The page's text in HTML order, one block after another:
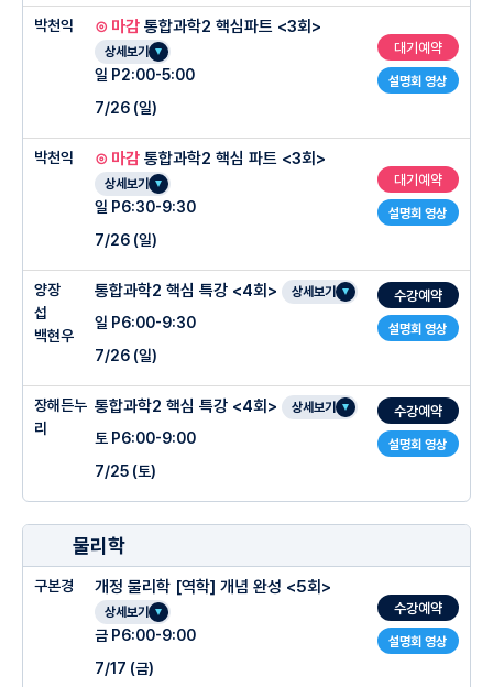
5주차 : 삼격형의 성질
[이등변삼각형/직각삼각형의 합동 조건, 삼각형의 외심과 내심의 성질 및 위치 관계 정
[평행사변형 성질 및 조건, 여러 가지 사각형의 관계, 도형의 닮음 조건과 무게중심의
7주차 : 피타고라스 및 원의 성질
[피타고라스 정리의 논리적 입증 및 평면 활용, 원과 직선의 관계, 원주각의 성질 완전
정립]
8주차 : 01. 도형의 방정식 - 평면좌표
[두 점 사이의 거리 공식 피타고라스 연계 유도, 선분의 내분점 위치 해석]
[중등 일차함수 기반 직선의 방정식 필연적 유도, 두 직선의 위치 관계와 점과 직선 사
이의 거리]
11주차 : 01. 도형의 방정식 - 원의 방정식 (2) 및 도형의 이동
[원의 접선의 방정식 최적화 풀이, 점과 도형의 평행이동·대칭이동 총정리 및 종강]
8회차 : 03 함수와 그래프 - 함수(2)
03 함수와 그래프 - 유리함수
유리함수
무리함수
15주차 : 도형의 방정식 /
8주차 :삼각함수의 그래프(2)
삼각함수의 방정식
삼각함수의 부등식
삼각함수의 활용
12주차 :등차수열
등비수열
여러 가지 수열(1)
여러 가지 수열(2)
16주차 :수학적 귀납법
고려대학교 수학교육과
강남대성 MATH KOREA 최종 결선
현) 두각, 강남대성 윈터스쿨
-고난도 핵심 단원 집중 완성 :내신 변별력이 가장 큰 단원만 선별 학습
-난이도별 추가 연습문제 제공 : 주간지·과제 외에도 실제 학교 내신 기출 기반의 고난
도 추가 문제 자료 제공
-개정교과 최신 데이터 반영 : 2025~2026 강남·서초·목동 주요 학교 기출, 교과서·
학습지·부교재 데이터를 직접 분석해 수업에 반영
○ 관리프로그램
-주간 테스트 : 암기 빈칸 테스트 + 고난도 내신 기출 구성
-오답관리 클리닉 : 주간테스트 미통과 시 오답 분석 후 귀가 관리 진행
-개인별 오답노트 제공 : 과제 및 테스트 오답을 학생별 맞춤 자료로 매주 제공
-누적 수업 리포트 제공 : 성적 추이와 학습 변화까지 한눈에 확인
-질의응답 및 대면 클리닉 운영 : ‘김정연과학연구소’ 온라인 질답 상시 가능
-대면 클리닉 운영 : (금) 1-2시 / 5-6시
1회차 : 지구 환경 변화와 인간 생활
2회차 : 산화환원
3회차 : 중화반응
4회차 : 전자기유도
○ 수업특징
-단순 설명이 아닌 스토리텔링으로 누구나 쉬운 이해 & 고난도 문제 풀이 스킬 체화
○ 관리 시스템
-개별 오답노트 제공 : 테스트 오답 문제 + 오답 연습 문제까지
수록된 나만의 약점 노트
-1:1 피드백 : 강사 및 최고의 명문대 조교들 클리닉
-올데이 QnA : 수업 시간 외 질문은 카톡이나 문자로 언제든 가능
-2주차 : 산과 염기 및 중화반응
-3주차 : 전자기 유도
-4주차 : 에너지효율 및 실전모의고사
박천익
설명회 영상
⊙ 마감 통합과학2 핵심파트 <3회>
상세보기
일 P2:00-5:00
7/26 (일)
대기예약
○ 수업특징
-교재 : 모든출판사 교과서 분석 내용 완벽반영,교과 외 추가 내용 완벽 반영, 함께 완성
하여 몰입하는교재
-교재문항 : 교육 과정에 충실한 2008-2026 모의고사 및 수능 문항 탑재, 빈출
-자료 : 현장수강생 ONLY
기본문항 : 빈출 객관식 + 주관식 + 서술형
응용문항 : 킬러 문항 빈출 유형
학교별 특화 문항 : 물리학2 + 수특 + 수완 + 히스토릭 문제
-문제풀이 최적화 수업 : 유형별 문제풀이 비법에 철저하게 집중된 문제를 풀어서 답을
-1500% 기출 자료 : 2006-2024 까지 빠짐없이 누적된 모의고사 기출 문항을 제
공
○관리 시스템
-학교 특성이 반영된 최적화된 모의고사 매주 제공 및 피드백
-매주 개인별 누적 오답노트 제공
-출석 / 시험점수 / 과제물 수행결과 문자 개별 공유
박천익
설명회 영상
⊙ 마감 통합과학2 핵심 파트 <3회>
상세보기
일 P6:30-9:30
7/26 (일)
대기예약
○ 수업특징
-교재 : 모든출판사 교과서 분석 내용 완벽반영,교과 외 추가 내용 완벽 반영, 함께 완성
하여 몰입하는교재
SAMPLE 문항을 통한 실전 최적화, 시렂ㄴ에 가장 최적화된 해설
-자료 : 현장수강생 ONLY
기본문항 : 빈출 객관식 + 주관식 + 서술형
학교별 특화 문항 : 물리학2 + 수특 + 수완 + 히스토릭 문제
대는 데 목표가 확실한 수업
-1500% 기출 자료 : 2006-2024 까지 빠짐없이 누적된 모의고사 기출 문항을 제
양장
섭
백현우
설명회 영상
통합과학2 핵심 특강 <4회> 상세보기
일 P6:00-9:30
7/26 (일)
수강예약
○ 수업특징
반포 내신 전문가, 물리 양장섭T + 화학 백현우T
세화/서울/상문/서문 등 지역 내신에 최적화된 수업과 실제 기출된 문항 연습
중등과정부터 고2 연계과정까지 전문과목의 심화 과정까지 꼼꼼하고 깊이있는 개념수
업
○ 관리시스템
답지 없이 풀어오는 제출용 과제로 문제풀이과정과 실전 풀이감각 향상
기초부터 심화까지 단계별로 정리된 주간워크북 (개념, 빈칸, 연습문제, 심화문제, 모의
장해든누
리
설명회 영상
통합과학2 핵심 특강 <4회> 상세보기
토 P6:00-9:00
7/25 (토)
수강예약
○ 수업 특징
반포, 대치 내신 기출과 학교자료를 철저히 분석한 개념교재
해든누리T 홈페이지를 통한 완벽한 관리(자료, 영상 무한제공)
물리학
구본경
설명회 영상
개정 물리학 [역학] 개념 완성 <5회>
상세보기
금 P6:00-9:00
7/17 (금)
수강예약